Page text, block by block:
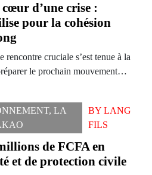
d’une crise :
pour la cohésion
cruciale s’est tenue à la
le prochain mouvement…
,LA
BYLANG
FILS
de FCFA en
et de protection civile